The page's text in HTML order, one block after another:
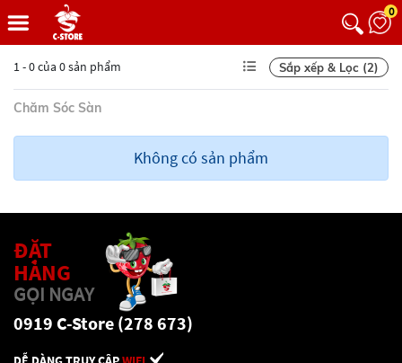
0
1 - 0 của 0 sản phẩm Sắp xếp & Lọc (2)
Chăm Sóc Sàn
Không có sản phẩm
ĐẶT
HÀNG
GỌI NGAY
0919 C-Store (278 673)